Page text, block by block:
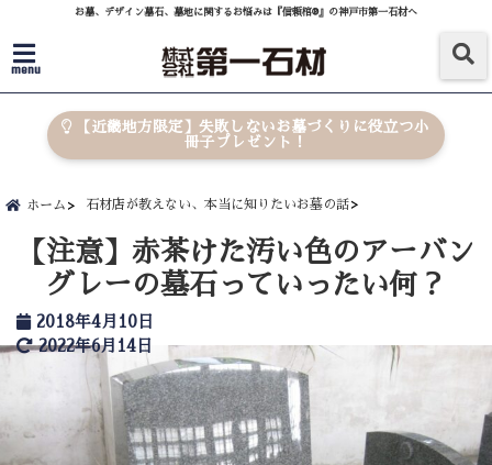
お墓、デザイン墓石、墓地に関するお悩みは『信頼棺®』の神戸市第一石材へ
menu
【近畿地方限定】失敗しないお墓づくりに役立つ小
冊子プレゼント！
ホーム 石材店が教えない、本当に知りたいお墓の話
【注意】赤茶けた汚い色のアーバン
グレーの墓石っていったい何？
2018年4月10日
2022年6月14日